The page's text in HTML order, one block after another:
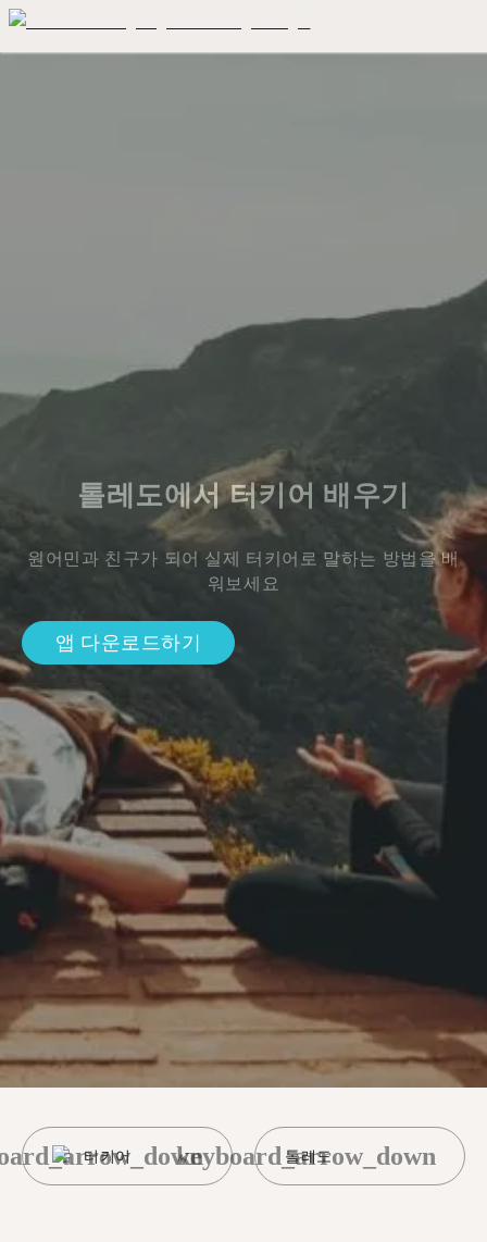
톨레도에서 터키어 배우기
원어민과 친구가 되어 실제 터키어로 말하는 방법을 배
워보세요
앱 다운로드하기
터키어 톨레도
keyboard_arrow_down